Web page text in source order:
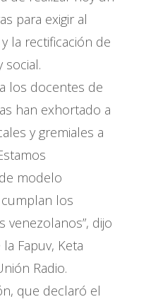
para exigir al
la rectificación de
social.
los docentes de
han exhortado a
y gremiales a
modelo
los
venezolanos”, dijo
Fapuv, Keta
Radio.
que declaró el